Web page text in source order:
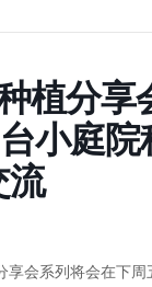
植分享
小庭
流
享会系列将会在下